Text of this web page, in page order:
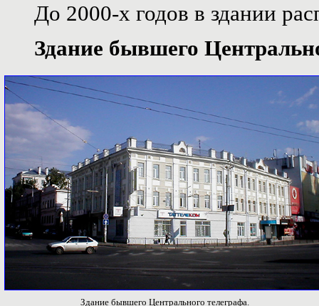
До 2000-х годов в здании
Здание бывшего
Здание бывшего Центрального телеграфа.